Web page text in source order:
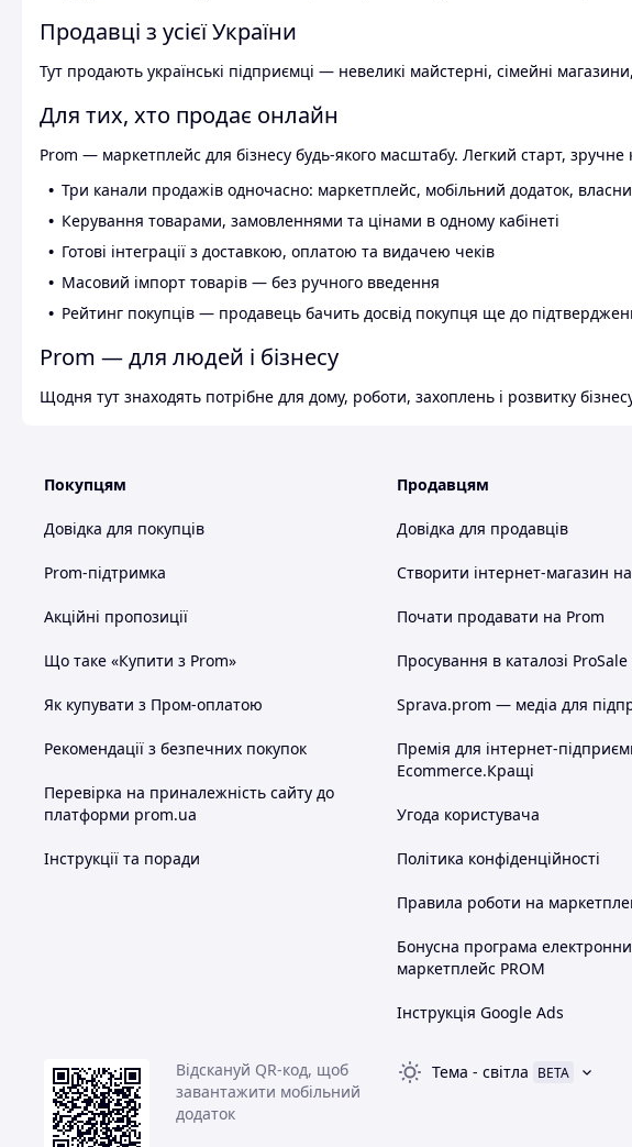
Продавці з усієї України
Тут продають українські підприємці — невеликі майстерні, сімейні
Для тих, хто продає онлайн
Prom — маркетплейс для бізнесу будь-якого масштабу. Легкий старт, зручне
Три канали продажів одночасно: маркетплейс, мобільний додаток,
Керування товарами, замовленнями та цінами в одному кабінеті
Готові інтеграції з доставкою, оплатою та видачею чеків
Масовий імпорт товарів — без ручного введення
Рейтинг покупців — продавець бачить досвід покупця ще до
Prom — для людей і бізнесу
Щодня тут знаходять потрібне для дому, роботи, захоплень і розвитку
Покупцям
Довідка для покупців
Prom-підтримка
Акційні пропозиції
Що таке «Купити з Prom»
Як купувати з Пром-оплатою
Рекомендації з безпечних покупок
Перевірка на приналежність сайту до
платформи prom.ua
Інструкції та поради
Продавцям
Довідка для продавців
Створити інтернет-магазин
Почати продавати на Prom
Просування в каталозі ProSale
Sprava.prom — медіа для
Премія для інтернет-
Ecommerce.Кращі
Угода користувача
Політика конфіденційності
Правила роботи на
Бонусна програма
маркетплейс PROM
Інструкція Google Ads
Відскануй QR-код, щоб
завантажити мобільний
додаток
Тема - світла BETA